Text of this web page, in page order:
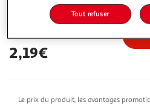
Vendu par Multishop
2,19€
Le prix du produit, les avantages
Tout refuser